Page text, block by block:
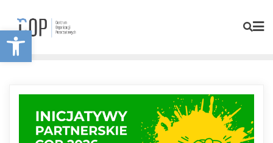
Otwórz pasek narzędzi